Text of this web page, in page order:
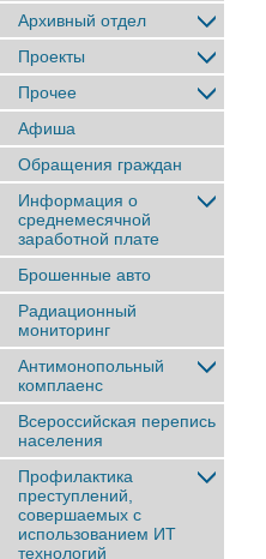
Архивный отдел
Проекты
Прочее
Афиша
Обращения граждан
Информация о
среднемесячной
заработной плате
Брошенные авто
Радиационный
мониторинг
Антимонопольный
комплаенс
Всероссийская перепись
населения
Профилактика
преступлений,
совершаемых с
использованием ИТ
технологий